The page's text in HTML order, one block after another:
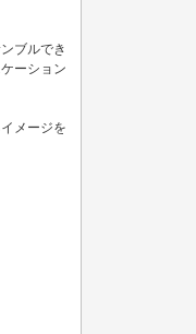
ブルでき
ーション
メージを